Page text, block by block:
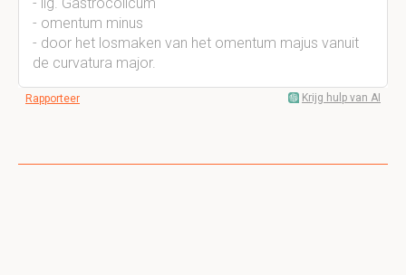
- omentum minus
- door het losmaken van het omentum majus vanuit
de curvatura major.
Rapporteer Krijg hulp van AI